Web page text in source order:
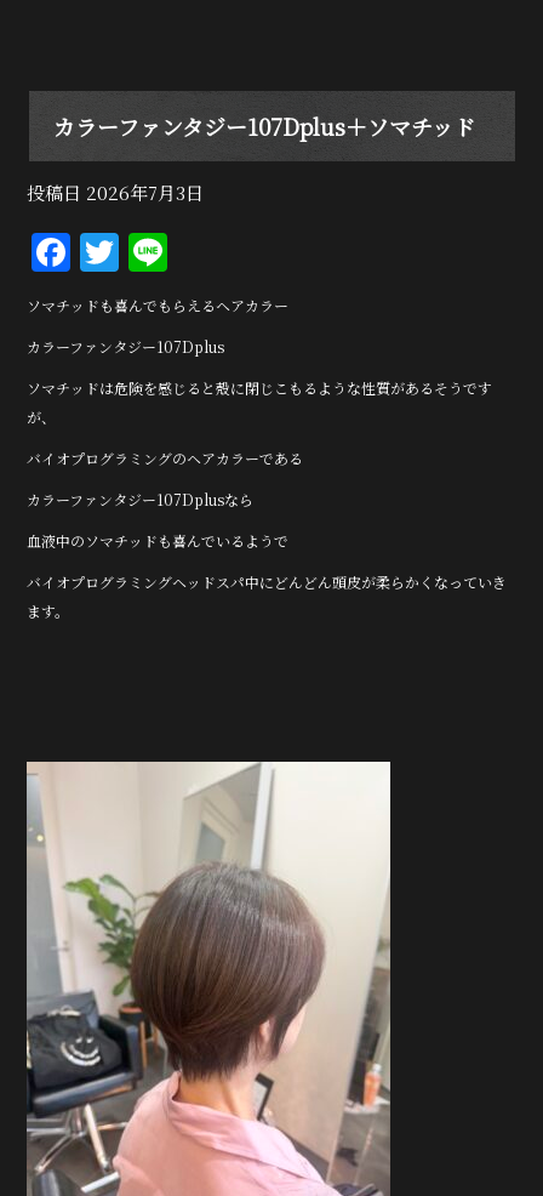
カラーファンタジー107Dplus＋ソマチッド
投稿日 2026年7月3日
F
a
c
e
b
o
o
k
T
w
it
te
r
n
e
ソマチッドも喜んでもらえるヘアカラー
カラーファンタジー107Dplus
ソマチッドは危険を感じると殻に閉じこもるような性質があるそうです
が、
バイオプログラミングのヘアカラーである
カラーファンタジー107Dplusなら
血液中のソマチッドも喜んでいるようで
バイオプログラミングヘッドスパ中にどんどん頭皮が柔らかくなっていき
ます。